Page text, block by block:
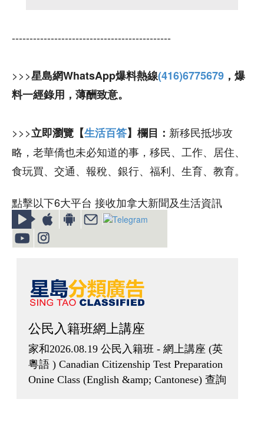
---------------------------------------------
>>>星島網WhatsApp爆料熱線(416)6775679 ，爆
料一經錄用，薄酬致意。
>>>立即瀏覽【生活百答】欄目： 新移民抵埗攻
略，老華僑也未必知道的事，移民、工作、居住、
食玩買、交通、報稅、銀行、福利、生育、教育。
點擊以下6大平台 接收加拿大新聞及生活資訊